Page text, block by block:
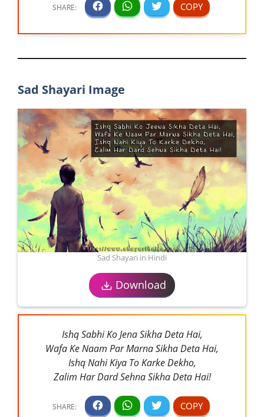
Sad Shayari Image
Sad Shayari in Hindi
Download
Ishq Sabhi Ko Jena Sikha Deta Hai,
Wafa Ke Naam Par Marna Sikha Deta Hai,
Ishq Nahi Kiya To Karke Dekho,
Zalim Har Dard Sehna Sikha Deta Hai!